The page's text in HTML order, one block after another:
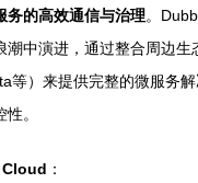
务的高效通信与治理。
潮中演进，通过整合周边生
等）来提供完整的微服务
。
：